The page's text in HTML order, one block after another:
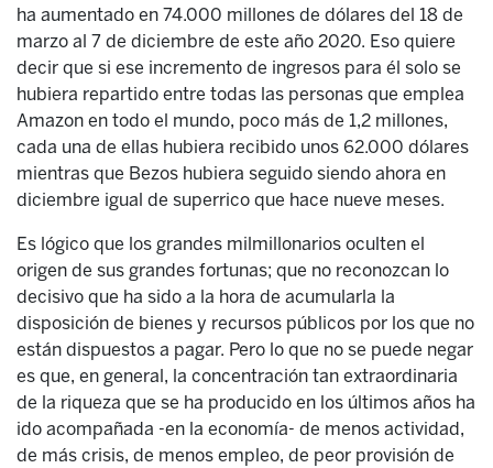
ha aumentado en 74.000 millones de dólares del 18 de
marzo al 7 de diciembre de este año 2020. Eso quiere
decir que si ese incremento de ingresos para él solo se
hubiera repartido entre todas las personas que emplea
Amazon en todo el mundo, poco más de 1,2 millones,
cada una de ellas hubiera recibido unos 62.000 dólares
mientras que Bezos hubiera seguido siendo ahora en
diciembre igual de superrico que hace nueve meses.
Es lógico que los grandes milmillonarios oculten el
origen de sus grandes fortunas; que no reconozcan lo
decisivo que ha sido a la hora de acumularla la
disposición de bienes y recursos públicos por los que no
están dispuestos a pagar. Pero lo que no se puede negar
es que, en general, la concentración tan extraordinaria
de la riqueza que se ha producido en los últimos años ha
ido acompañada -en la economía- de menos actividad,
de más crisis, de menos empleo, de peor provisión de